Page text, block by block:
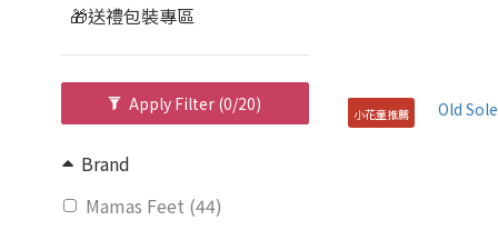
🎁送禮包裝專區
Apply Filter (0/20)
Brand
Mamas Feet (44)
小花童推薦